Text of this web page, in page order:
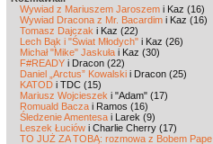
Wywiad z Mariuszem Jaroszem i Kaz (16)
Wywiad Dracona z Mr. Bacardim i Kaz (16)
Tomasz Dajczak i Kaz (22)
Lech Bąk i "Świat Młodych" i Kaz (26)
Michał "Mike" Jaskuła i Kaz (30)
F#READY i Dracon (22)
Daniel „Arctus” Kowalski i Dracon (25)
KATOD i TDC (15)
Mariusz Wojcieszek i "Adam" (17)
Romuald Bacza i Ramos (16)
Śledzenie Amentesa i Larek (9)
Leszek Łuciów i Charlie Cherry (17)
TO JUŻ ZA TOBĄ: rozmowa z Bobem Pape